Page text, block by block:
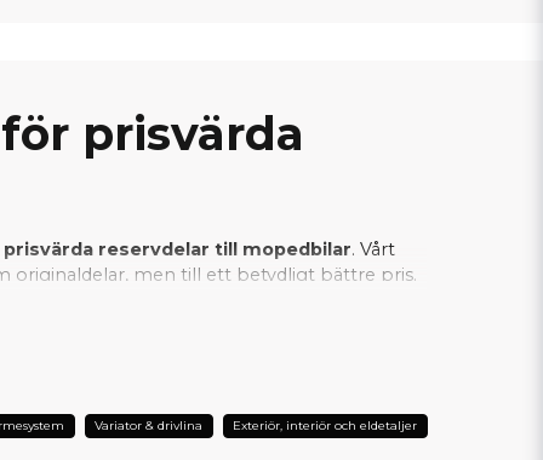
prisvärda
reservdelar till mopedbilar. Vårt
originaldelar, men till ett betydligt bättre pris.
är SCP det självklara valet när man vill
Variator & drivlina Exteriör, interiör och eldetaljer